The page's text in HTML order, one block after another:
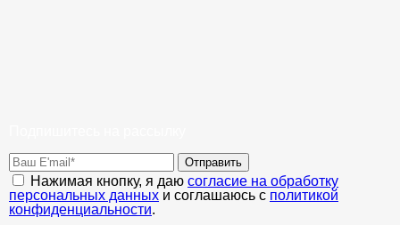
Отправить
Нажимая кнопку, я даю согласие на обработку
персональных данных и соглашаюсь с политикой
конфиденциальности.